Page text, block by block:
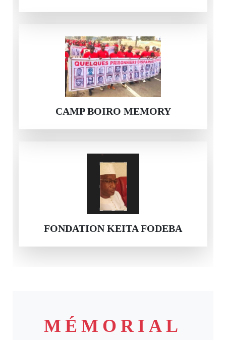
CAMP BOIRO MEMORY
FONDATION KEITA FODEBA
MÉMORIAL